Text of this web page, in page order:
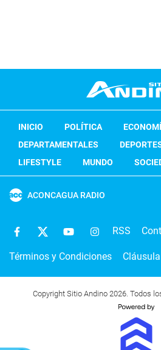
INICIO POLÍTICA
DEPARTAMENTALES
LIFESTYLE
MUNDO
ACONCAGUA RADIO
RSS
Términos y Condiciones
Copyright Sitio Andino 2026. Todos